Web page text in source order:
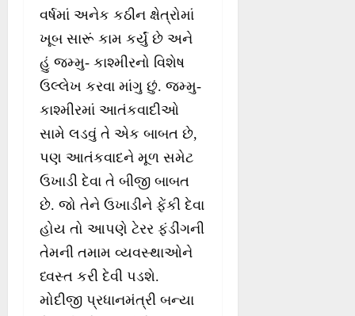
વર્ષમાં અનેક કઠીન ક્ષેત્રોમાં
ખૂબ સારૂં કામ કર્યું છે અને
હું જમ્મુ- કાશ્મીરનો વિશેષ
ઉલ્લેખ કરવા માંગુ છું. જમ્મુ-
કાશ્મીરમાં આતંકવાદીઓ
સામે લડવું તે એક બાબત છે,
પણ આતંકવાદને મૂળ સમેટ
ઉખાડી દેવા તે બીજી બાબત
છે. જો તેને ઉખાડીને ફેંકી દેવા
હોય તો આપણે ટેરર ફંડીંગની
તેમની તમામ વ્યવસ્થાઓને
ધ્વસ્ત કરી દેવી પડશે.
મોદીજી પ્રધાનમંત્રી બન્યા